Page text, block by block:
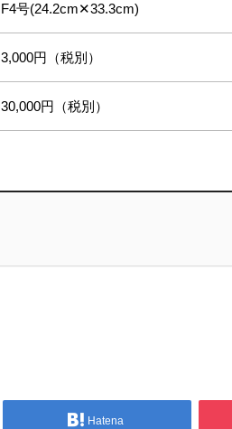
F4号(24.2cm✕33.3cm)
3,000円（税別）
30,000円（税別）
Hatena